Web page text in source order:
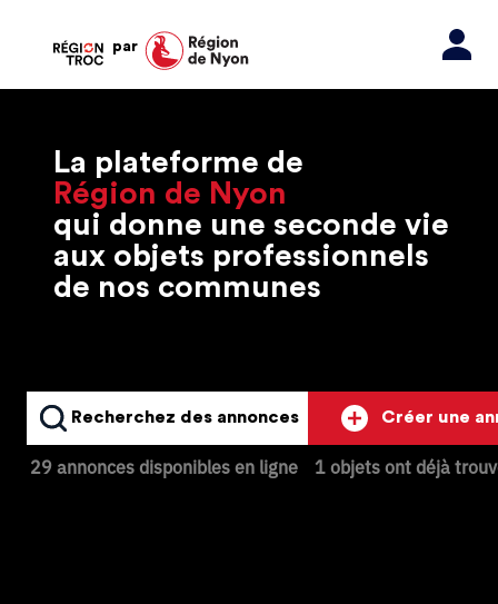
par
La plateforme de
Région de Nyon
qui donne une seconde vie
aux objets professionnels
de nos communes
Recherchez des annonces
29 annonces disponibles en ligne
Créer une
1 objets ont déjà